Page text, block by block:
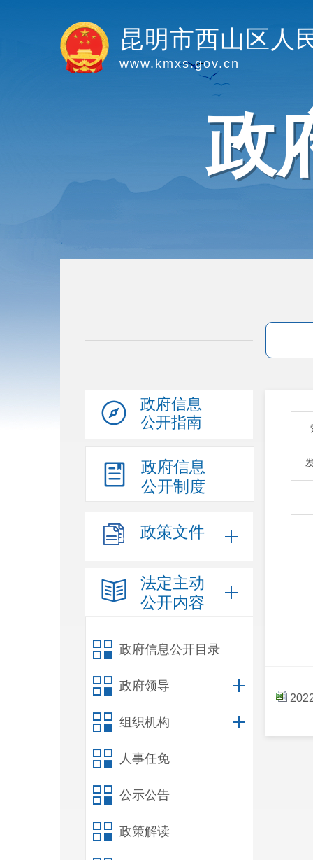
昆明市西山区人
www.kmxs.gov.cn
政
政府信息
公开指南
政府信息
公开制度
政策文件
法定主动
公开内容
政府信息公开目录
政府领导
组织机构
人事任免
公示公告
政策解读